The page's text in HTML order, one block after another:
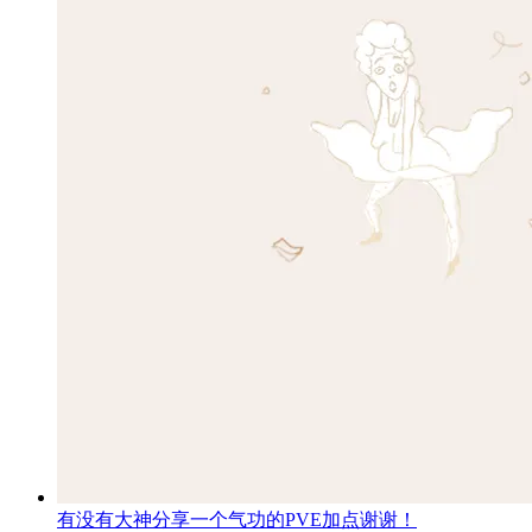
有没有大神分享一个气功的PVE加点谢谢！